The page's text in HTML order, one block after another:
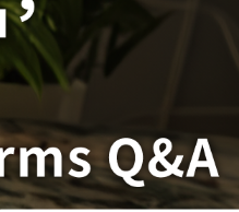
付款方式
配送方式
常見問題
退換貨說明
Tea Bags
Soup Blend
Functional Herbal